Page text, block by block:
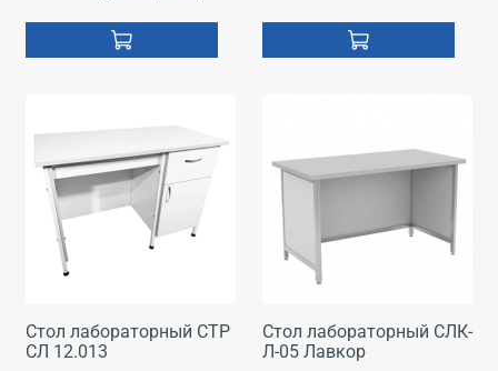
Стол лабораторный СТР
СЛ 12.013
Стол лабораторный СЛК-
Л-05 Лавкор